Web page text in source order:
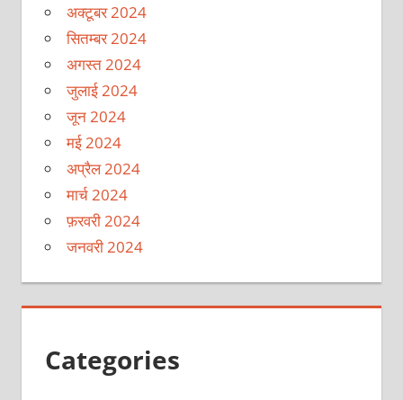
अक्टूबर 2024
सितम्बर 2024
अगस्त 2024
जुलाई 2024
जून 2024
मई 2024
अप्रैल 2024
मार्च 2024
फ़रवरी 2024
जनवरी 2024
Categories